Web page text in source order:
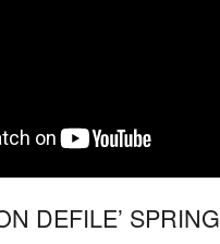
DEFILE’ SPRING